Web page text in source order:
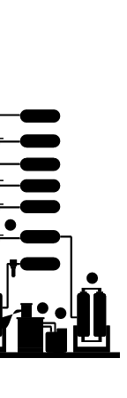
15
13
12
10